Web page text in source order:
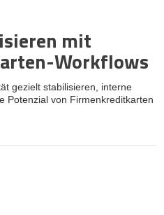
mit
Workflows
gezielt stabilisieren, interne
Potenzial von Firmenkreditkarten